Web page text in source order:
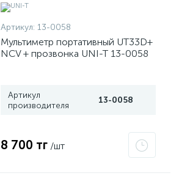
Артикул: 13-0058
Мультиметр портативный UT33D+
NCV + прозвонка UNI-T 13-0058
Артикул
производителя
13-0058
8 700 тг /шт